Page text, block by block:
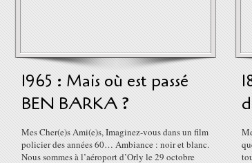
1965 : Mais où est passé
BEN BARKA ?
Mes Cher(e)s Ami(e)s, Imaginez-vous dans un film
policier des années 60… Ambiance : noir et blanc.
Nous sommes à l’aéroport d’Orly le 29 octobre